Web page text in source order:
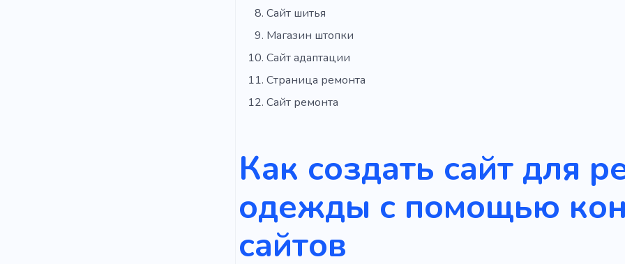
Сайт шитья
Магазин штопки
Сайт адаптации
Страница ремонта
Сайт ремонта
Как создать сайт для
одежды с помощью
сайтов